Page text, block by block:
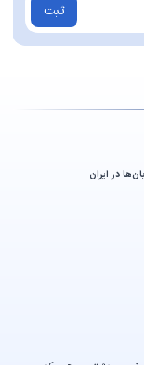
ثبت
در ایران